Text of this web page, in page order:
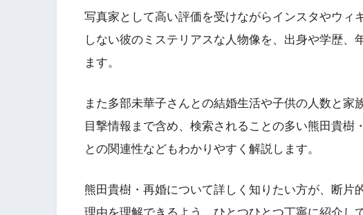
写真家として高い評価を受けながらインスタやウィ
しない彼のミステリアスな人物像を、出身や学歴、
ます。
また多部未華子さんとの結婚生活や子供の人数と家
目撃情報まで含め、検索されることの多い熊田貴樹
との関連性などもわかりやすく解説します。
熊田貴樹・再婚について詳しく知りたい方が、断片